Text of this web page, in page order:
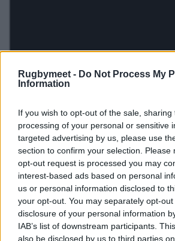
Rugbymeet - Do Not Process My
Information
If you wish to opt-out of the sale,
processing of your personal or sensitive
targeted advertising by us, please use
section to confirm your selection. Please
opt-out request is processed you may
interest-based ads based on personal
us or personal information disclosed to
your opt-out. You may separately opt-
disclosure of your personal information
IAB’s list of downstream participants.
also be disclosed by us to third parties